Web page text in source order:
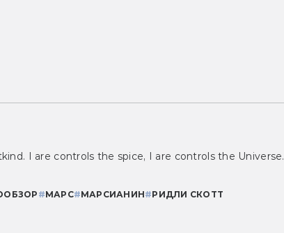
I are controls the spice, I are controls the Universe.
#МАРС#МАРСИАНИН#РИДЛИ СКОТТ